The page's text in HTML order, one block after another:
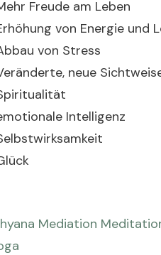
Freude am Leben
von Energie und
von Stress
neue
Intelligenz
Mediation